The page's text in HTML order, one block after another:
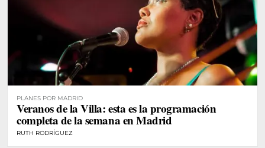
PLANES POR MADRID
Veranos de la Villa: esta es la programación
completa de la semana en Madrid
RUTH RODRÍGUEZ